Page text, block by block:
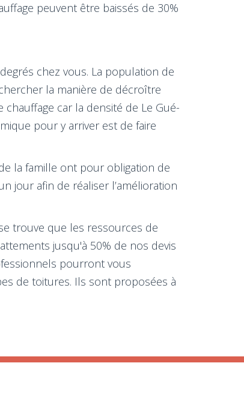
peuvent être baissés de 30%
chez vous. La population de
la manière de décroître
car la densité de Le Gué-
pour y arriver est de faire
la famille ont pour obligation de
jour afin de réaliser l’amélioration
trouve que les ressources de
jusqu'à 50% de nos devis
pourront vous
de toitures. Ils sont proposées à